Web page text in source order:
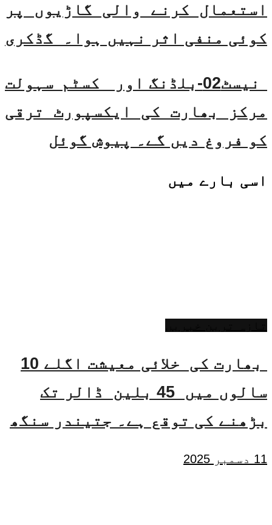
استعمال کرنے والی گاڑیوں پر
کوئی منفی اثر نہیں ہوا۔ گڈکری
نیسٹ02-بلڈنگ اور کسٹم سہولت
مرکز بھارت کی ایکسپورٹ ترقی
کو فروغ دیں گے۔ پیوش گوئل
اسی بارے میں
بھارت کی خلائی معیشت اگلے 10
سالوں میں 45 بلین ڈالر تک
بڑھنے کی توقع ہے۔ جتیندر سنگھ
11 دسمبر 2025